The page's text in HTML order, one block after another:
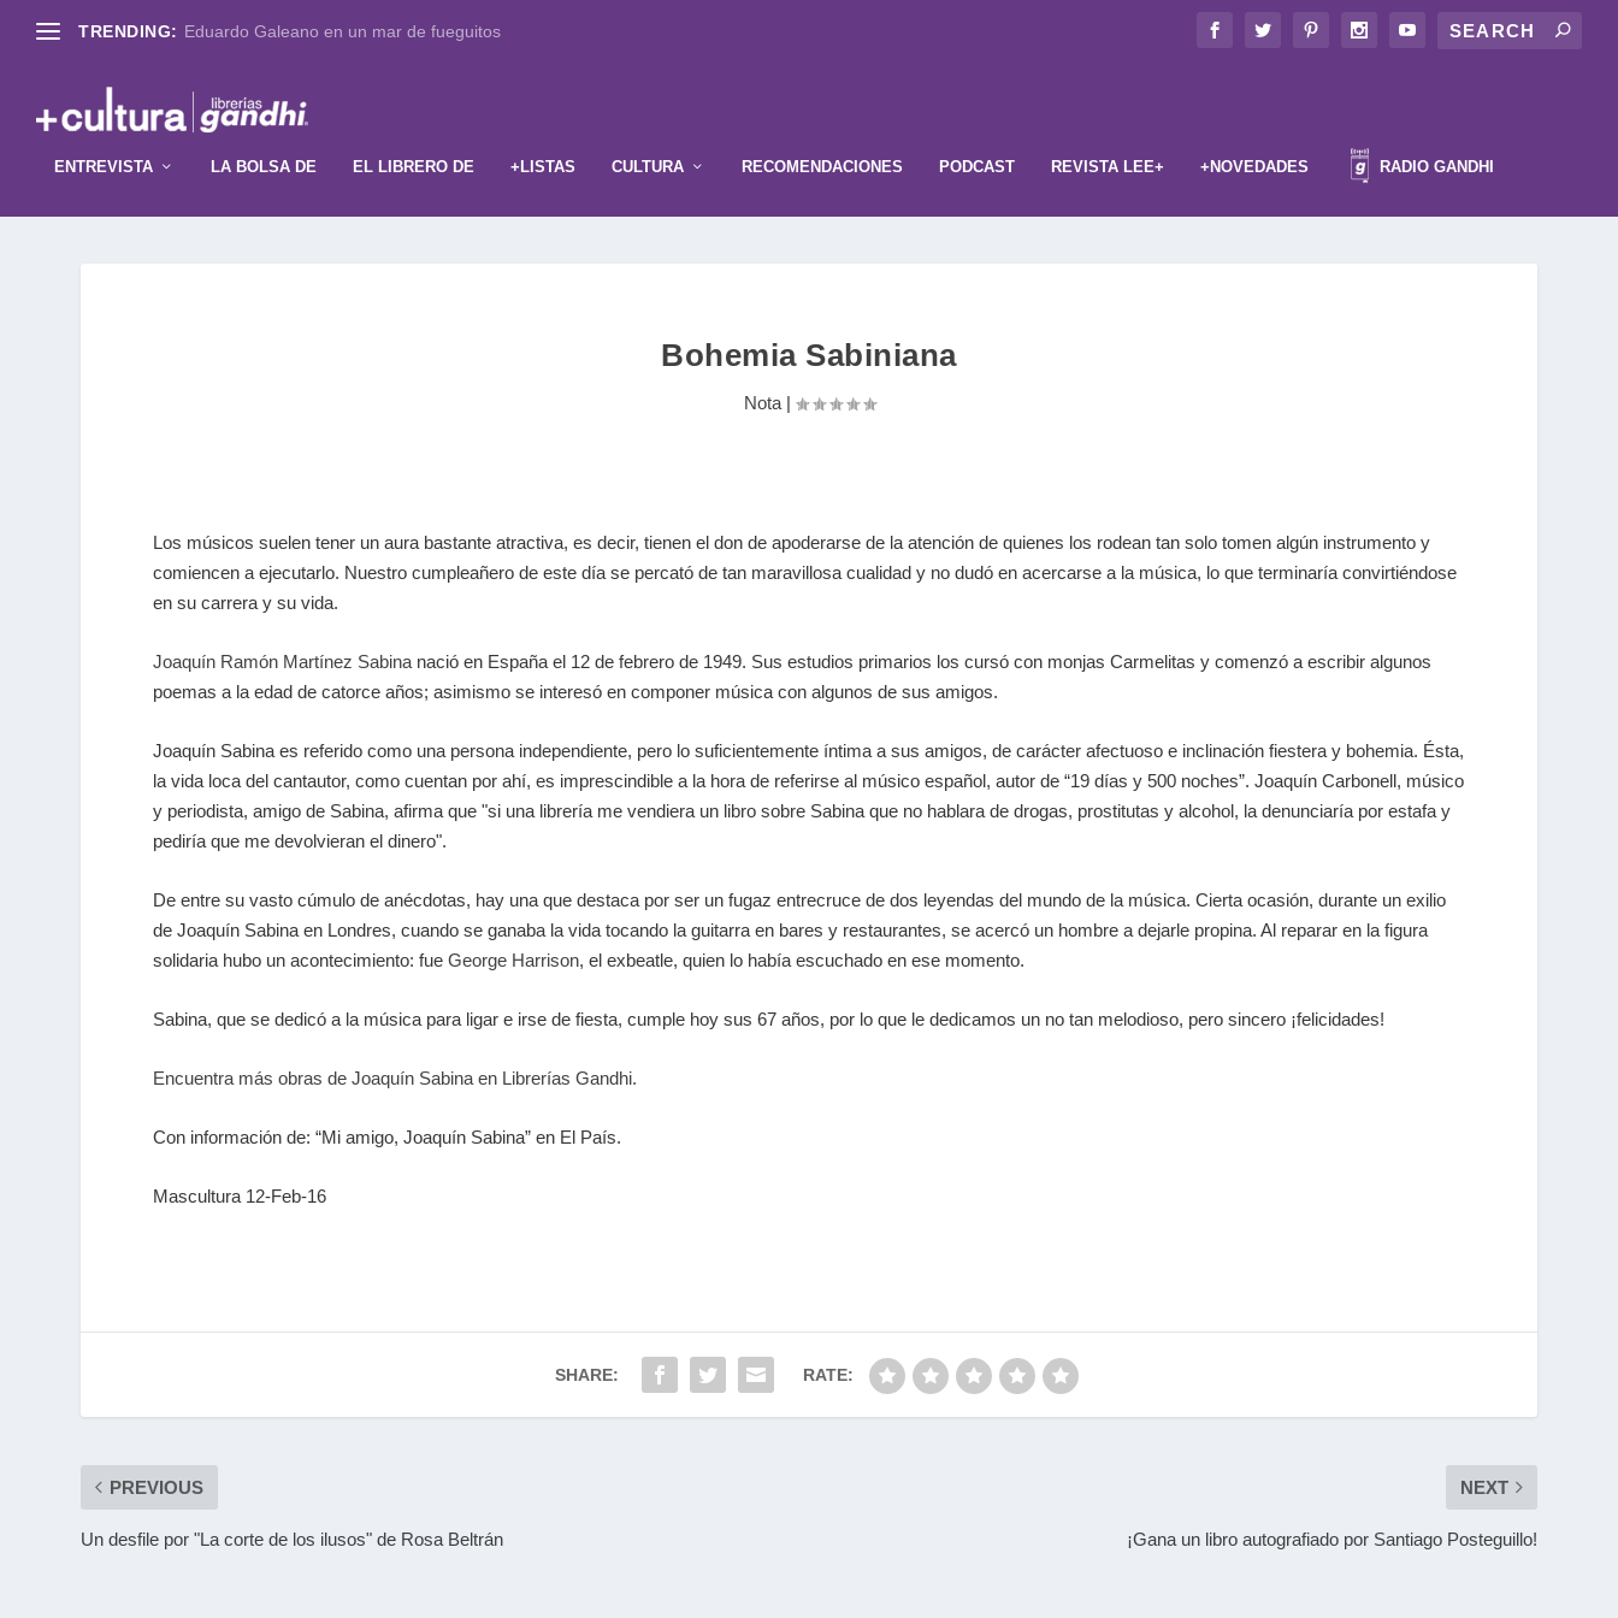
TRENDING: Eduardo Galeano en un mar de fueguitos
ENTREVISTA LA BOLSA DE EL LIBRERO DE +LISTAS CULTURA RECOMENDACIONES PODCAST REVISTA LEE+ +NOVEDADES RADIO GANDHI
Bohemia Sabiniana
Nota|
Los músicos suelen tener un aura bastante atractiva, es decir, tienen el don de apoderarse de la atención de quienes los rodean tan solo tomen algún instrumento y
comiencen a ejecutarlo. Nuestro cumpleañero de este día se percató de tan maravillosa cualidad y no dudó en acercarse a la música, lo que terminaría convirtiéndose
en su carrera y su vida.
Joaquín Ramón Martínez Sabina nació en España el 12 de febrero de 1949. Sus estudios primarios los cursó con monjas Carmelitas y comenzó a escribir algunos
poemas a la edad de catorce años; asimismo se interesó en componer música con algunos de sus amigos.
Joaquín Sabina es referido como una persona independiente, pero lo suficientemente íntima a sus amigos, de carácter afectuoso e inclinación fiestera y bohemia. Ésta,
la vida loca del cantautor, como cuentan por ahí, es imprescindible a la hora de referirse al músico español, autor de “19 días y 500 noches”. Joaquín Carbonell, músico
y periodista, amigo de Sabina, afirma que "si una librería me vendiera un libro sobre Sabina que no hablara de drogas, prostitutas y alcohol, la denunciaría por estafa y
pediría que me devolvieran el dinero".
De entre su vasto cúmulo de anécdotas, hay una que destaca por ser un fugaz entrecruce de dos leyendas del mundo de la música. Cierta ocasión, durante un exilio
de Joaquín Sabina en Londres, cuando se ganaba la vida tocando la guitarra en bares y restaurantes, se acercó un hombre a dejarle propina. Al reparar en la figura
solidaria hubo un acontecimiento: fueGeorge Harrison, el exbeatle, quien lo había escuchado en ese momento.
Sabina, que se dedicó a la música para ligar e irse de fiesta, cumple hoy sus 67 años, por lo que le dedicamos un no tan melodioso, pero sincero ¡felicidades!
Encuentra más obras de Joaquín Sabina en Librerías Gandhi.
Con información de: “Mi amigo, Joaquín Sabina” en El País.
Mascultura 12-Feb-16
SHARE: RATE:
PREVIOUS
Un desfile por "La corte de los ilusos" de Rosa Beltrán
NEXT
¡Gana un libro autografiado por Santiago Posteguillo!